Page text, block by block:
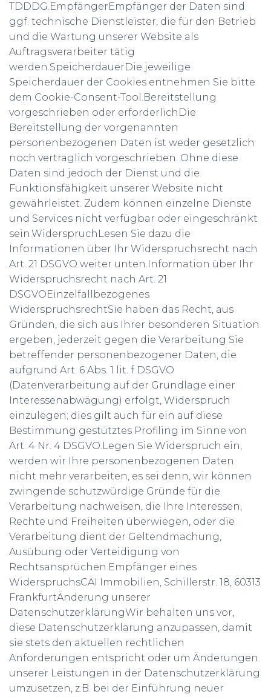
TDDDG.EmpfängerEmpfänger der Daten sind
ggf. technische Dienstleister, die für den Betrieb
und die Wartung unserer Website als
Auftragsverarbeiter tätig
werden.SpeicherdauerDie jeweilige
Speicherdauer der Cookies entnehmen Sie bitte
dem Cookie-Consent-Tool.Bereitstellung
vorgeschrieben oder erforderlichDie
Bereitstellung der vorgenannten
personenbezogenen Daten ist weder gesetzlich
noch vertraglich vorgeschrieben. Ohne diese
Daten sind jedoch der Dienst und die
Funktionsfähigkeit unserer Website nicht
gewährleistet. Zudem können einzelne Dienste
und Services nicht verfügbar oder eingeschränkt
sein.WiderspruchLesen Sie dazu die
Informationen über Ihr Widerspruchsrecht nach
Art. 21 DSGVO weiter unten.Information über Ihr
Widerspruchsrecht nach Art. 21
DSGVOEinzelfallbezogenes
WiderspruchsrechtSie haben das Recht, aus
Gründen, die sich aus Ihrer besonderen Situation
ergeben, jederzeit gegen die Verarbeitung Sie
betreffender personenbezogener Daten, die
aufgrund Art. 6 Abs. 1 lit. f DSGVO
(Datenverarbeitung auf der Grundlage einer
Interessenabwägung) erfolgt, Widerspruch
einzulegen; dies gilt auch für ein auf diese
Bestimmung gestütztes Profiling im Sinne von
Art. 4 Nr. 4 DSGVO.Legen Sie Widerspruch ein,
werden wir Ihre personenbezogenen Daten
nicht mehr verarbeiten, es sei denn, wir können
zwingende schutzwürdige Gründe für die
Verarbeitung nachweisen, die Ihre Interessen,
Rechte und Freiheiten überwiegen, oder die
Verarbeitung dient der Geltendmachung,
Ausübung oder Verteidigung von
Rechtsansprüchen.Empfänger eines
WiderspruchsCAI Immobilien, Schillerstr. 18, 60313
FrankfurtÄnderung unserer
DatenschutzerklärungWir behalten uns vor,
diese Datenschutzerklärung anzupassen, damit
sie stets den aktuellen rechtlichen
Anforderungen entspricht oder um Änderungen
unserer Leistungen in der Datenschutzerklärung
umzusetzen, z.B. bei der Einführung neuer